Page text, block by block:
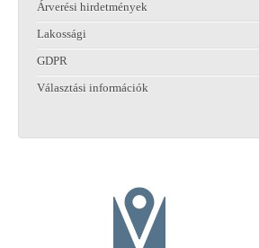
Árverési hirdetmények
Lakossági
GDPR
Választási információk